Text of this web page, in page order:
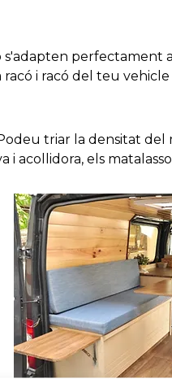
perfectament
i racó del teu
triar la densitat
acollidora, els